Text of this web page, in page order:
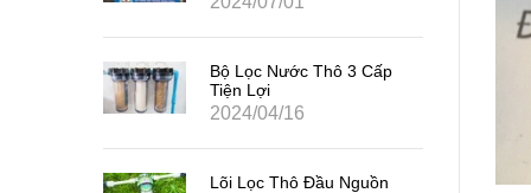
Bộ Lọc Nước Thô 3 Cấp
Tiện Lợi
2024/04/16
Lõi Lọc Thô Đầu Nguồn